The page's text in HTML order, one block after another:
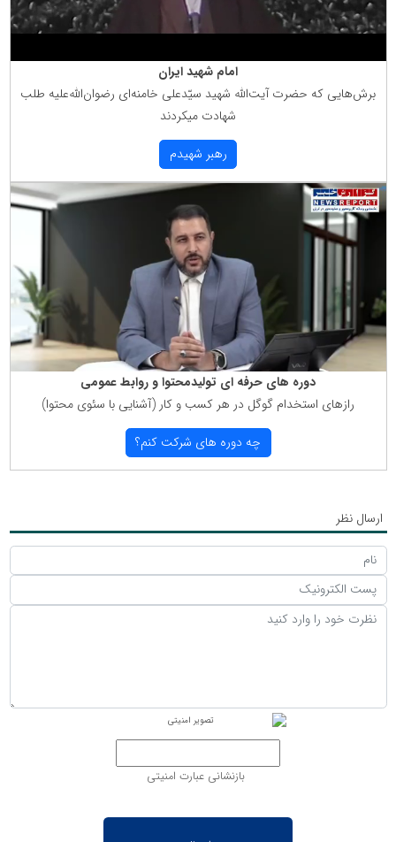
امام شهید ایران
برش‌هایی كه حضرت آیت‌الله شهید سیّدعلی خامنه‌ای رضوان‌الله‌علیه طلب
شهادت میكردند
رهبر شهیدم
دوره های حرفه ای تولیدمحتوا و روابط عمومی
رازهای استخدام گوگل در هر كسب و كار (آشنایی با سئوی محتوا)
چه دوره های شركت كنم؟
ارسال نظر
بازنشانی عبارت امنیتی